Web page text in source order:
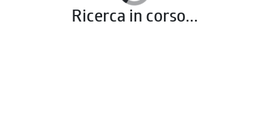
Ricerca in corso...